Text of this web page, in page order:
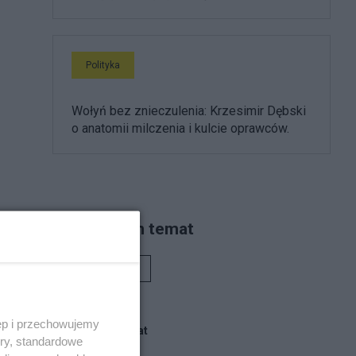
Polityka
Wołyń bez znieczulenia: Krzesimir Dębski
o anatomii milczenia i kulcie oprawców.
Piszą na ten temat
Blogi na ten temat
i przechowujemy
standardowe